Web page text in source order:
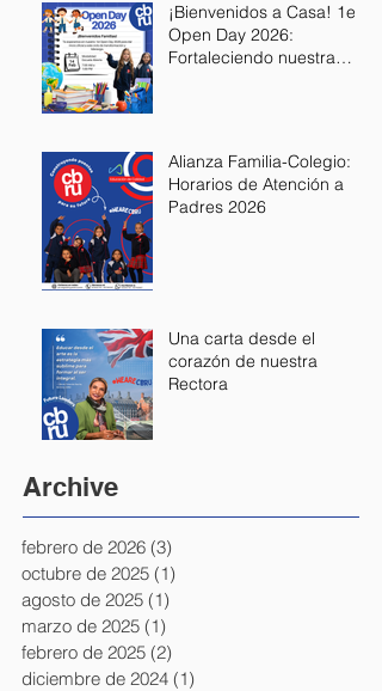
¡Bienvenidos a Casa! 1er
Open Day 2026:
Fortaleciendo nuestra
Alianza Familia-Colegio:
Horarios de Atención a
Padres 2026
Una carta desde el
corazón de nuestra
Rectora
Archive
febrero de 2026 (3)
octubre de 2025 (1)
agosto de 2025 (1)
marzo de 2025 (1)
febrero de 2025 (2)
diciembre de 2024 (1)